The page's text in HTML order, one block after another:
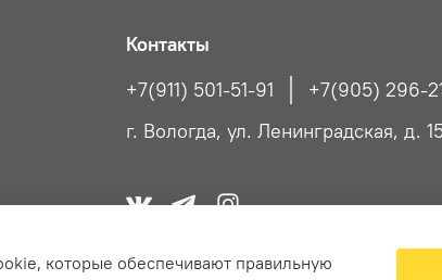
Контакты
+7(911) 501-51-91
+7(905) 296-
г. Вологда, ул. Ленинградская, д.
которые обеспечивают правильную